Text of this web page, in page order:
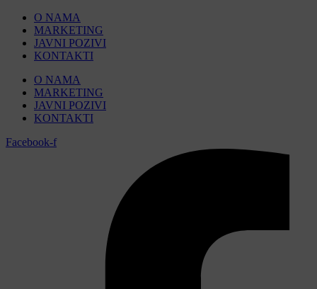
Skip
content
O NAMA
MARKETING
JAVNI POZIVI
KONTAKTI
O NAMA
MARKETING
JAVNI POZIVI
KONTAKTI
Facebook-f